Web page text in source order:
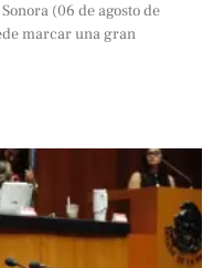
(06 de agosto de
marcar una gran